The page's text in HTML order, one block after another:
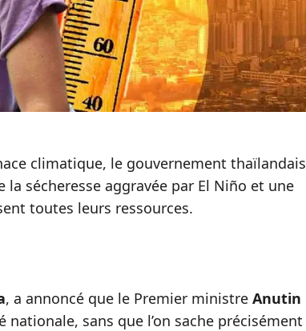
climatique, le gouvernement thaïlandais
sécheresse aggravée par El Niño et une
toutes leurs ressources.
, a annoncé que le Premier ministre Anutin
sans que l’on sache précisément